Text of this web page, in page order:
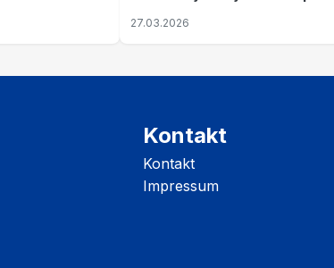
koji je Jugoslaviju odveo u
27.03.2026
Kontakt
Kontakt
Impressum